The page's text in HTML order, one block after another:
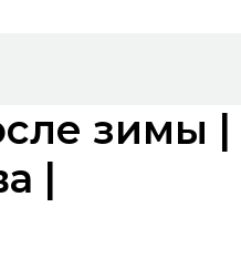
зимы |
|